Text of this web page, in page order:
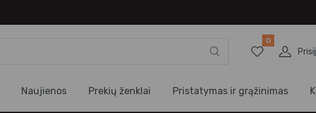
0
Naujienos Prekių ženklai Pristatymas ir grąžinimas